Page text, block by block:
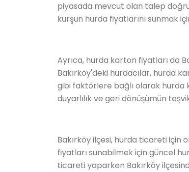
piyasada mevcut olan talep
kurşun hurda fiyatlarını sunmak
Ayrıca, hurda karton fiyatları da
Bakırköy'deki hurdacılar, hurda
gibi faktörlere bağlı olarak hurda
duyarlılık ve geri dönüşümün
Bakırköy ilçesi, hurda ticareti için
fiyatları sunabilmek için güncel
ticareti yaparken Bakırköy